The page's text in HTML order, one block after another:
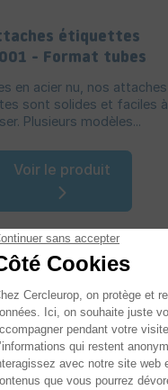
étiquettes
- Format tubes
en acier nu, nos attaches
sont solides et faciles à
Plusieurs modèles...
Voir le produit